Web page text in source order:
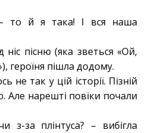
то й я така! І вся наша
ніс пісню (яка зветься «Ой,
героїня пішла додому.
не так у цій історії. Пізній
Але нарешті повіки почали
з-за плінтуса? – вибігла